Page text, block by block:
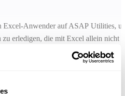
Excel-Anwender auf ASAP Utilities,
zu erledigen, die mit Excel allein nicht